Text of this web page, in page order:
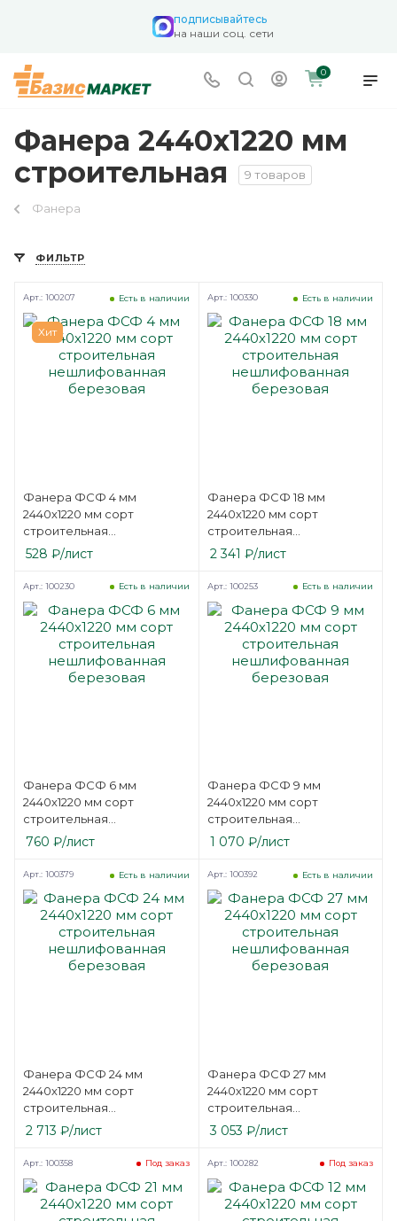
подписывайтесь
на наши соц. сети
0
Фанера 2440х1220 мм
строительная
9 товаров
Фанера
ФИЛЬТР
Хит
Фанера ФСФ 4 мм
2440х1220 мм сорт
строительная
нешлифованная
березовая
Есть в наличии
Арт.: 100207
528 ₽/лист
Фанера ФСФ 18 мм
2440х1220 мм сорт
строительная
нешлифованная
березовая
Есть в наличии
Арт.: 100330
2 341 ₽/лист
Фанера ФСФ 6 мм
2440х1220 мм сорт
строительная
нешлифованная
березовая
Есть в наличии
Арт.: 100230
760 ₽/лист
Фанера ФСФ 9 мм
2440х1220 мм сорт
строительная
нешлифованная
березовая
Есть в наличии
Арт.: 100253
1 070 ₽/лист
Фанера ФСФ 24 мм
2440х1220 мм сорт
строительная
нешлифованная
березовая
Есть в наличии
Арт.: 100379
2 713 ₽/лист
Фанера ФСФ 27 мм
2440х1220 мм сорт
строительная
нешлифованная
березовая
Есть в наличии
Арт.: 100392
3 053 ₽/лист
Под заказ
Арт.: 100358 Под заказ
Арт.: 100282